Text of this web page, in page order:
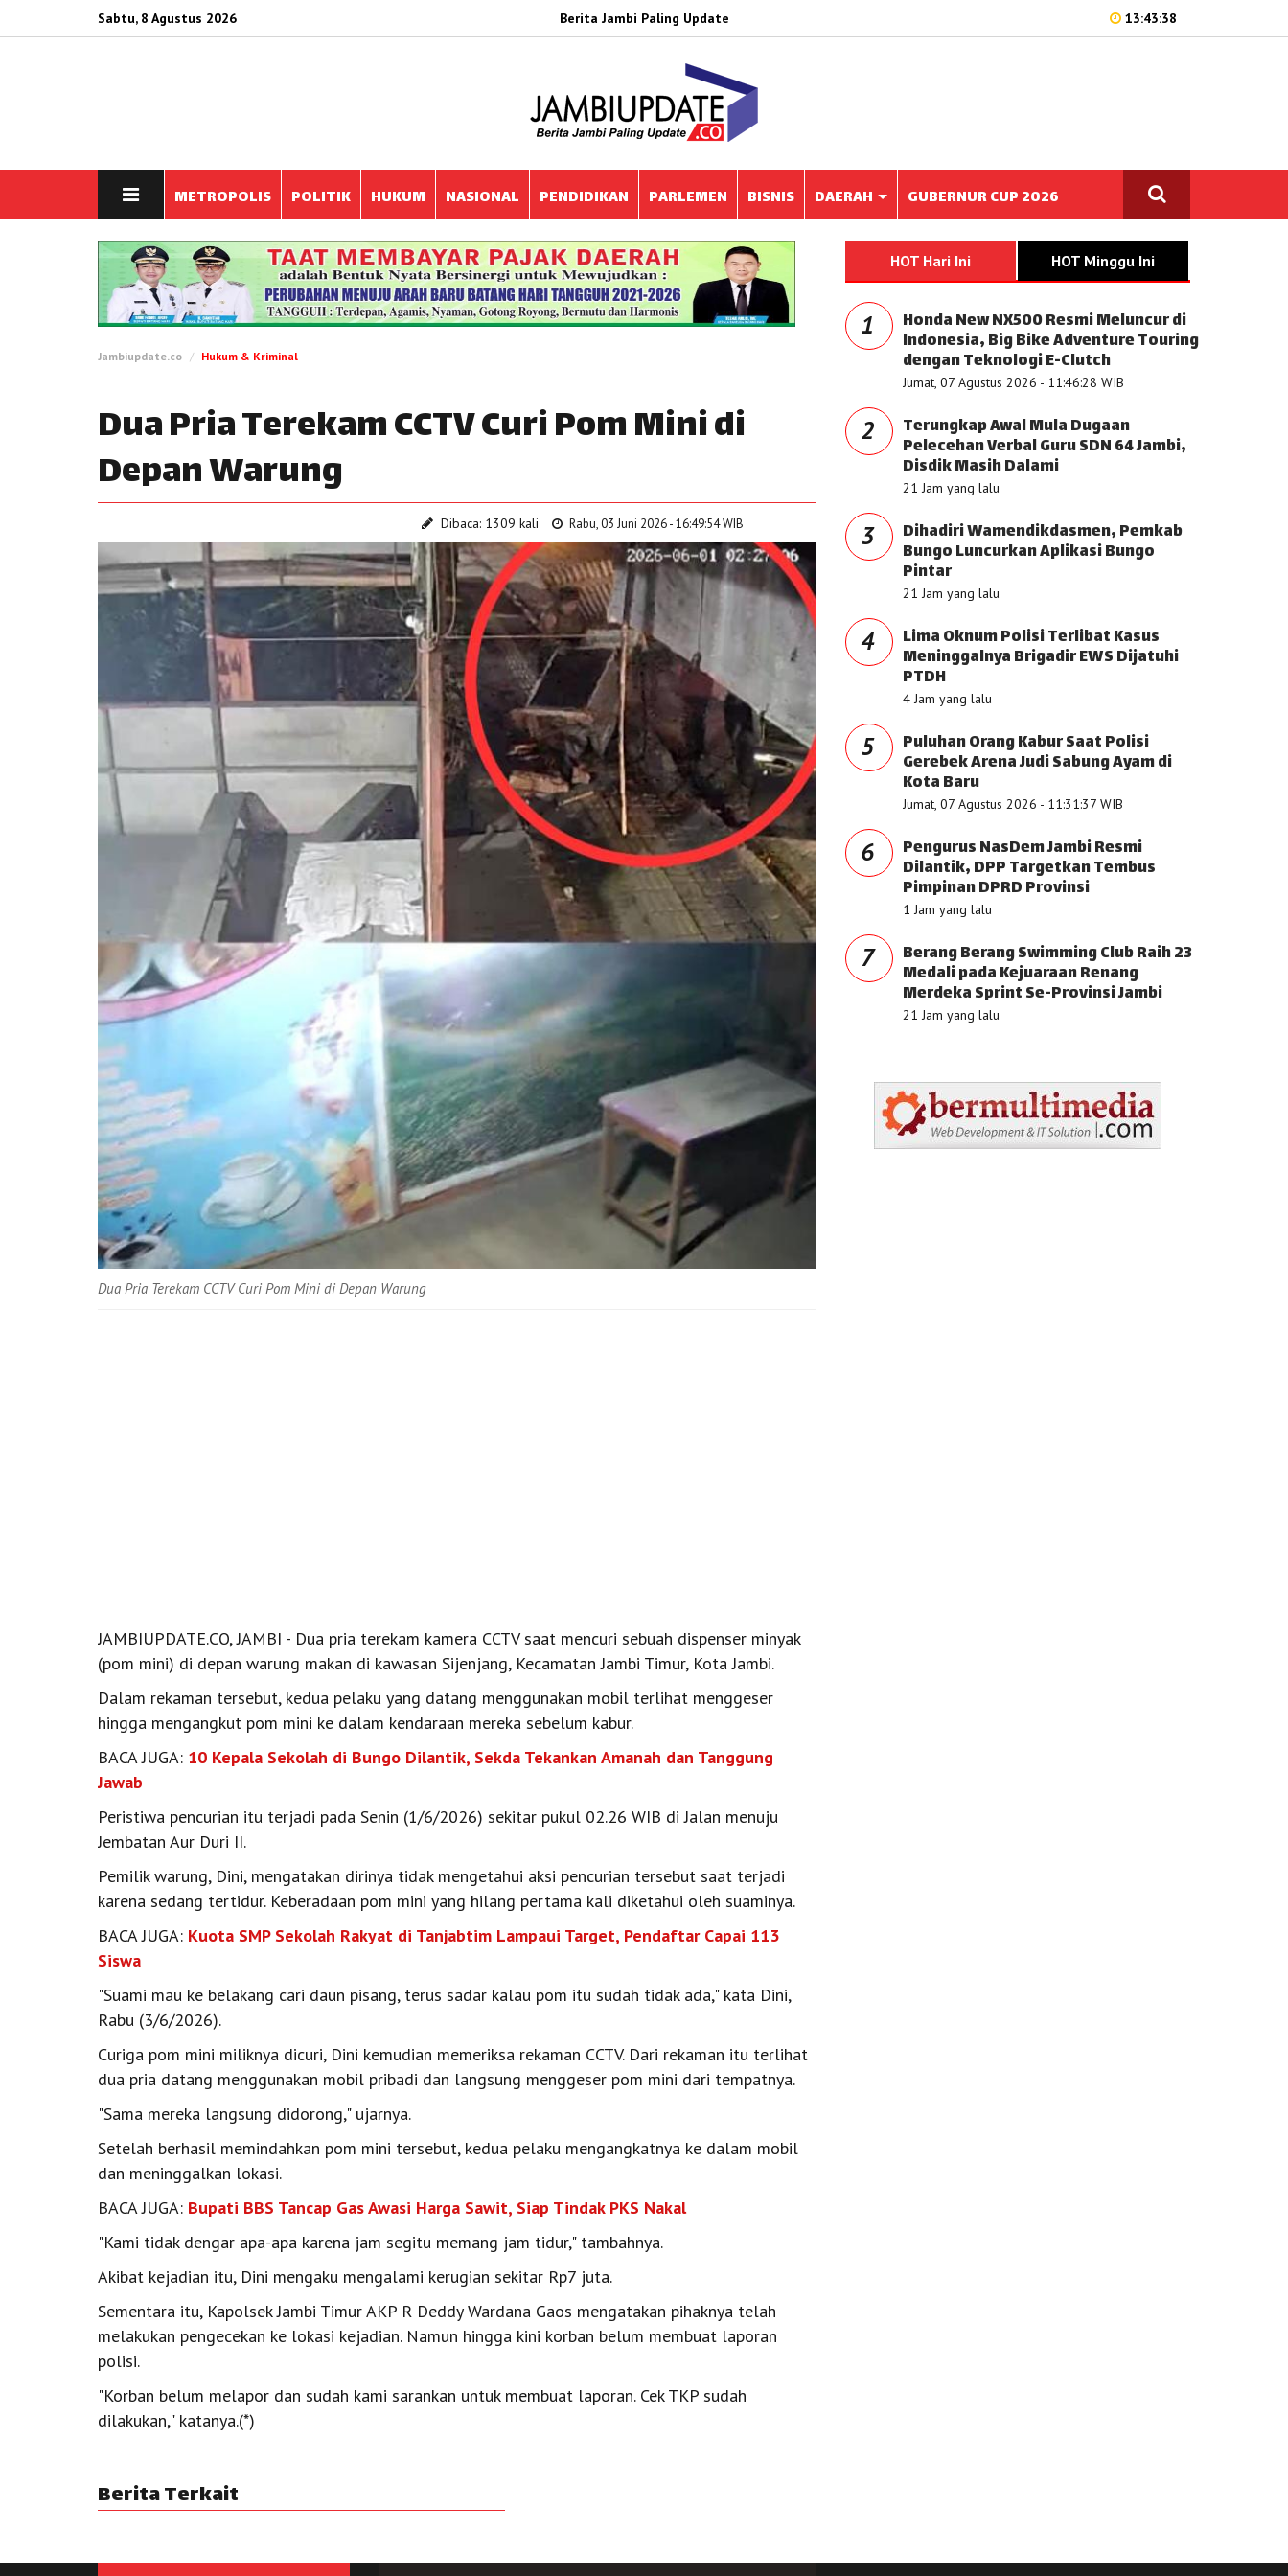
Sabtu, 8 Agustus 2026 Berita Jambi Paling Update 13:43:38
METROPOLIS POLITIK HUKUM NASIONAL PENDIDIKAN PARLEMEN BISNIS DAERAH GUBERNUR CUP 2026
Jambiupdate.co Hukum & Kriminal
Dua Pria Terekam CCTV Curi Pom Mini di
Depan Warung
Dibaca: 1309 kali Rabu, 03 Juni 2026 - 16:49:54 WIB
Dua Pria Terekam CCTV Curi Pom Mini di Depan Warung
JAMBIUPDATE.CO, JAMBI - Dua pria terekam kamera CCTV saat mencuri sebuah dispenser minyak
(pom mini) di depan warung makan di kawasan Sijenjang, Kecamatan Jambi Timur, Kota Jambi.
Dalam rekaman tersebut, kedua pelaku yang datang menggunakan mobil terlihat menggeser
hingga mengangkut pom mini ke dalam kendaraan mereka sebelum kabur.
BACA JUGA: 10 Kepala Sekolah di Bungo Dilantik, Sekda Tekankan Amanah dan Tanggung
Jawab
Peristiwa pencurian itu terjadi pada Senin (1/6/2026) sekitar pukul 02.26 WIB di Jalan menuju
Jembatan Aur Duri II.
Pemilik warung, Dini, mengatakan dirinya tidak mengetahui aksi pencurian tersebut saat terjadi
karena sedang tertidur. Keberadaan pom mini yang hilang pertama kali diketahui oleh suaminya.
BACA JUGA: Kuota SMP Sekolah Rakyat di Tanjabtim Lampaui Target, Pendaftar Capai 113
Siswa
"Suami mau ke belakang cari daun pisang, terus sadar kalau pom itu sudah tidak ada," kata Dini,
Rabu (3/6/2026).
Curiga pom mini miliknya dicuri, Dini kemudian memeriksa rekaman CCTV. Dari rekaman itu terlihat
dua pria datang menggunakan mobil pribadi dan langsung menggeser pom mini dari tempatnya.
"Sama mereka langsung didorong," ujarnya.
Setelah berhasil memindahkan pom mini tersebut, kedua pelaku mengangkatnya ke dalam mobil
dan meninggalkan lokasi.
BACA JUGA: Bupati BBS Tancap Gas Awasi Harga Sawit, Siap Tindak PKS Nakal
"Kami tidak dengar apa-apa karena jam segitu memang jam tidur," tambahnya.
Akibat kejadian itu, Dini mengaku mengalami kerugian sekitar Rp7 juta.
Sementara itu, Kapolsek Jambi Timur AKP R Deddy Wardana Gaos mengatakan pihaknya telah
melakukan pengecekan ke lokasi kejadian. Namun hingga kini korban belum membuat laporan
polisi.
"Korban belum melapor dan sudah kami sarankan untuk membuat laporan. Cek TKP sudah
dilakukan," katanya.(*)
Berita Terkait
HOT Hari Ini HOT Minggu Ini
1 Honda New NX500 Resmi Meluncur di
Indonesia, Big Bike Adventure Touring
dengan Teknologi E-Clutch
Jumat, 07 Agustus 2026 - 11:46:28 WIB
2 Terungkap Awal Mula Dugaan
Pelecehan Verbal Guru SDN 64 Jambi,
Disdik Masih Dalami
21 Jam yang lalu
3 Dihadiri Wamendikdasmen, Pemkab
Bungo Luncurkan Aplikasi Bungo
Pintar
21 Jam yang lalu
4 Lima Oknum Polisi Terlibat Kasus
Meninggalnya Brigadir EWS Dijatuhi
PTDH
4 Jam yang lalu
5 Puluhan Orang Kabur Saat Polisi
Gerebek Arena Judi Sabung Ayam di
Kota Baru
Jumat, 07 Agustus 2026 - 11:31:37 WIB
6 Pengurus NasDem Jambi Resmi
Dilantik, DPP Targetkan Tembus
Pimpinan DPRD Provinsi
1 Jam yang lalu
7 Berang Berang Swimming Club Raih 23
Medali pada Kejuaraan Renang
Merdeka Sprint Se-Provinsi Jambi
21 Jam yang lalu